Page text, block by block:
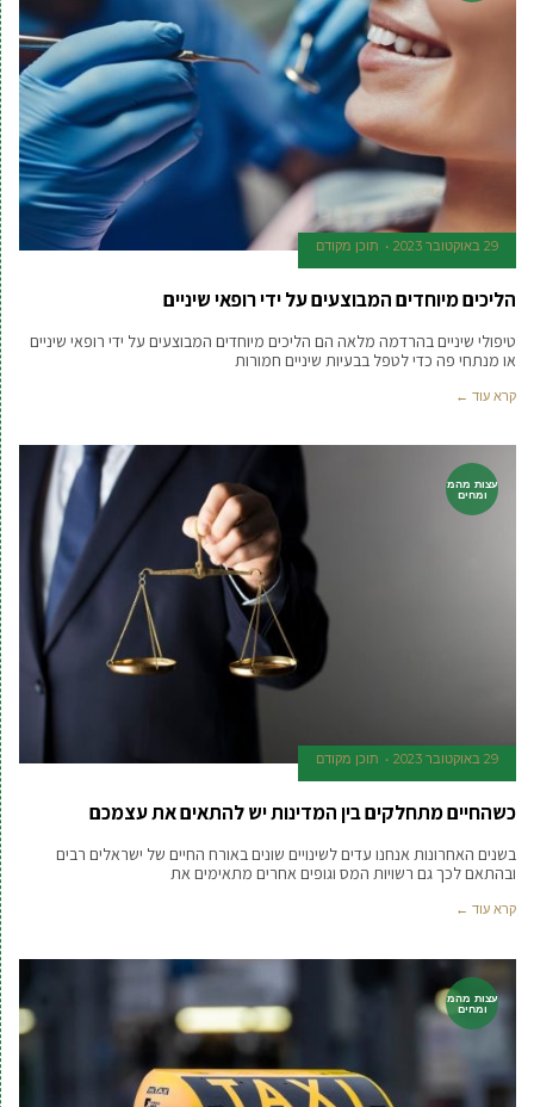
29 באוקטובר 2023 תוכן מקודם
הליכים מיוחדים המבוצעים על ידי רופאי שיניים
טיפולי שיניים בהרדמה מלאה הם הליכים מיוחדים המבוצעים על ידי רופאי שיניים
או מנתחי פה כדי לטפל בבעיות שיניים חמורות
קרא עוד ←
עצות מהמ
ומחים
29 באוקטובר 2023 תוכן מקודם
כשהחיים מתחלקים בין המדינות יש להתאים את עצמכם
בשנים האחרונות אנחנו עדים לשינויים שונים באורח החיים של ישראלים רבים
ובהתאם לכך גם רשויות המס וגופים אחרים מתאימים את
קרא עוד ←
עצות מהמ
ומחים